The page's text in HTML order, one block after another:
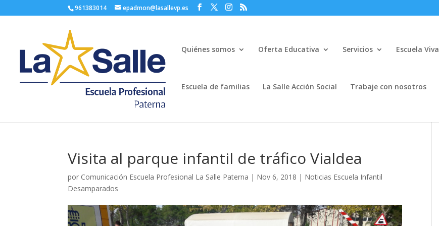
961383014 epadmon@lasallevp.es
Quiénes somos Oferta Educativa Servicios Escuela Viva
Escuela de familias La Salle Acción Social Trabaje con nosotros
Visita al parque infantil de tráfico Vialdea
por Comunicación Escuela Profesional La Salle Paterna | Nov 6, 2018 | Noticias Escuela Infantil
Desamparados